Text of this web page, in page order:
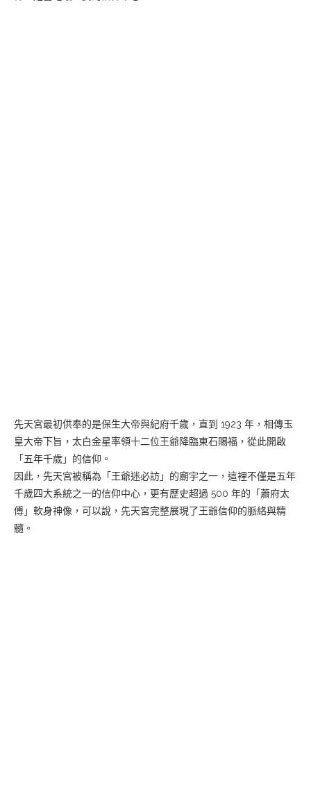
先天宮最初供奉的是保生大帝與紀府千歲，直到 1923 年，相傳玉
皇大帝下旨，太白金星率領十二位王爺降臨東石賜福，從此開啟
「五年千歲」的信仰。
因此，先天宮被稱為「王爺迷必訪」的廟宇之一，這裡不僅是五年
千歲四大系統之一的信仰中心，更有歷史超過 500 年的「蕭府太
傅」軟身神像，可以說，先天宮完整展現了王爺信仰的脈絡與精
髓。